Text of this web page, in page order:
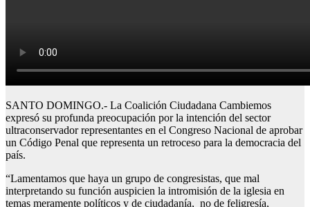
SANTO DOMINGO.- La Coalición Ciudadana Cambiemos
expresó su profunda preocupación por la intención del sector
ultraconservador representantes en el Congreso Nacional de aprobar
un Código Penal que representa un retroceso para la democracia del
país.
“Lamentamos que haya un grupo de congresistas, que mal
interpretando su función auspicien la intromisión de la iglesia en
temas meramente políticos y de ciudadanía, no de feligresía,